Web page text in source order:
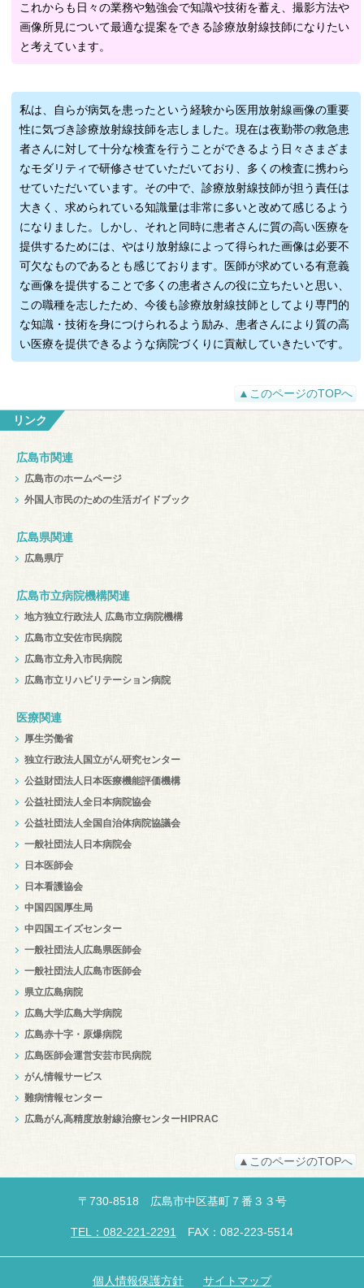
これからも日々の業務や勉強会で知識や技術を蓄え、撮影方法や
画像所見について最適な提案をできる診療放射線技師になりたい
と考えています。
私は、自らが病気を患ったという経験から医用放射線画像の重要
性に気づき診療放射線技師を志しました。現在は夜勤帯の救急患
者さんに対して十分な検査を行うことができるよう日々さまざま
なモダリティで研修させていただいており、多くの検査に携わら
せていただいています。その中で、診療放射線技師が担う責任は
大きく、求められている知識量は非常に多いと改めて感じるよう
になりました。しかし、それと同時に患者さんに質の高い医療を
提供するためには、やはり放射線によって得られた画像は必要不
可欠なものであるとも感じております。医師が求めている有意義
な画像を提供することで多くの患者さんの役に立ちたいと思い、
この職種を志したため、今後も診療放射線技師としてより専門的
な知識・技術を身につけられるよう励み、患者さんにより質の高
い医療を提供できるような病院づくりに貢献していきたいです。
▲このページのTOPへ
リンク
広島市関連
広島市のホームページ
外国人市民のための生活ガイドブック
広島県関連
広島県庁
広島市立病院機構関連
地方独立行政法人 広島市立病院機構
広島市立安佐市民病院
広島市立舟入市民病院
広島市立リハビリテーション病院
医療関連
厚生労働省
独立行政法人国立がん研究センター
公益財団法人日本医療機能評価機構
公益社団法人全日本病院協会
公益社団法人全国自治体病院協議会
一般社団法人日本病院会
日本医師会
日本看護協会
中国四国厚生局
中四国エイズセンター
一般社団法人広島県医師会
一般社団法人広島市医師会
県立広島病院
広島大学広島大学病院
広島赤十字・原爆病院
広島医師会運営安芸市民病院
がん情報サービス
難病情報センター
広島がん高精度放射線治療センターHIPRAC
▲このページのTOPへ
〒 730-8518 広島市中区基町７番３３号
TEL：082-221-2291 FAX：082-223-5514
個人情報保護方針 サイトマップ